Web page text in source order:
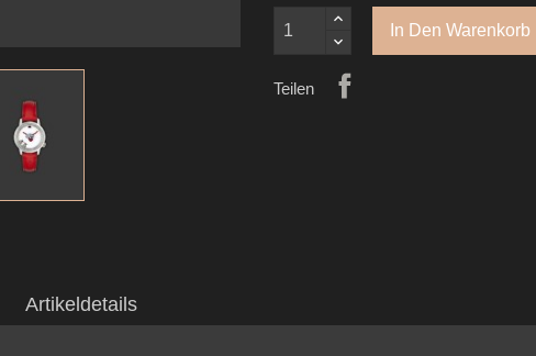
In Den Warenkorb
Teilen
Artikeldetails